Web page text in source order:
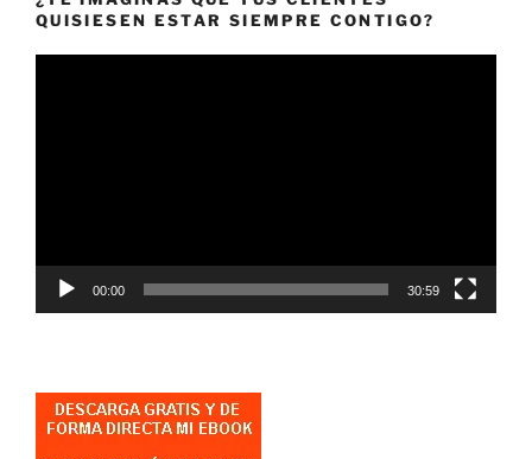
QUISIESEN ESTAR SIEMPRE CONTIGO?
00:00 30:59